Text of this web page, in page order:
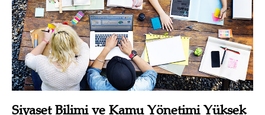
Siyaset Bilimi ve Kamu Yönetimi Yüksek